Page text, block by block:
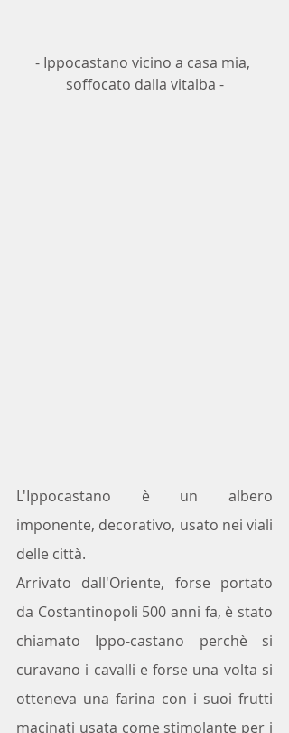
- Ippocastano vicino a casa mia,
soffocato dalla vitalba -
L'Ippocastano è un albero
imponente, decorativo, usato nei viali
delle città.
Arrivato dall'Oriente, forse portato
da Costantinopoli 500 anni fa, è stato
chiamato Ippo-castano perchè si
curavano i cavalli e forse una volta si
otteneva una farina con i suoi frutti
macinati usata come stimolante per i